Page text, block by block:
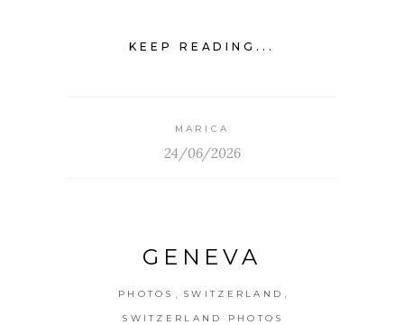
KEEP READING...
MARICA
24/06/2026
GENEVA
PHOTOS SWITZERLAND
SWITZERLAND PHOTOS